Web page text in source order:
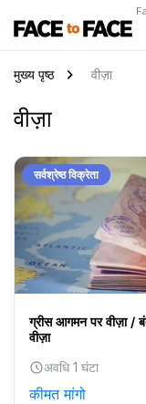
मुख्य पृष्ठ वीज़ा
वीज़ा
सर्वश्रेष्ठ विक्रेता
ग्रीस आगमन पर वीज़ा /
वीज़ा
अवधि 1 घंटा
कीमत मांगो